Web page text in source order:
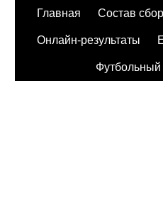
Главная Состав
Онлайн-результаты